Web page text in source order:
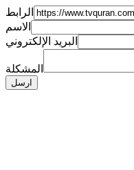
الرابط
الاسم
البريد الإلكتروني
المشكلة
ارسل